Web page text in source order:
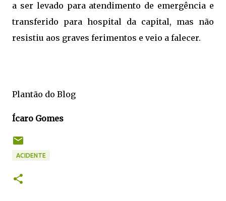
a ser levado para atendimento de emergência e
transferido para hospital da capital, mas não
resistiu aos graves ferimentos e veio a falecer.
Plantão do Blog
Ícaro Gomes
ACIDENTE